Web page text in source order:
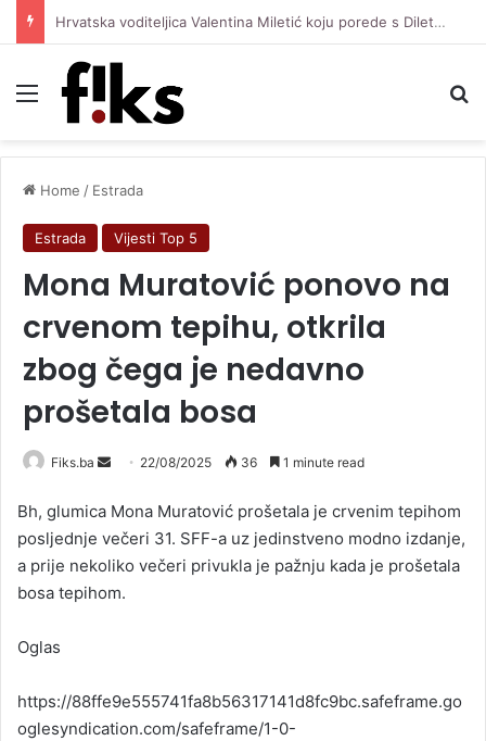
Hrvatska voditeljica Valentina Miletić koju porede s Dilettom Leotom oduševila pozirajući u bikiniju
Menu
Home / Estrada
Estrada Vijesti Top 5
Mona Muratović ponovo na
crvenom tepihu, otkrila
zbog čega je nedavno
prošetala bosa
Fiks.ba
Send
email
22/08/2025 36 1 minute read
Bh, glumica Mona Muratović prošetala je crvenim tepihom
posljednje večeri 31. SFF-a uz jedinstveno modno izdanje,
a prije nekoliko večeri privukla je pažnju kada je prošetala
bosa tepihom.
Oglas
https://88ffe9e555741fa8b56317141d8fc9bc.safeframe.go
oglesyndication.com/safeframe/1-0-